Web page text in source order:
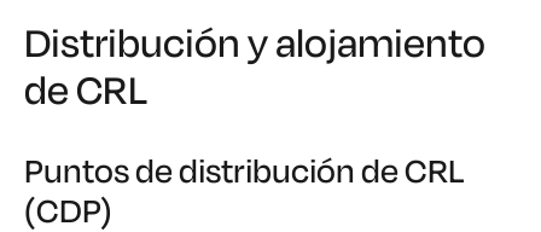
Distribución y alojamiento
de CRL
Puntos de distribución de CRL
(CDP)